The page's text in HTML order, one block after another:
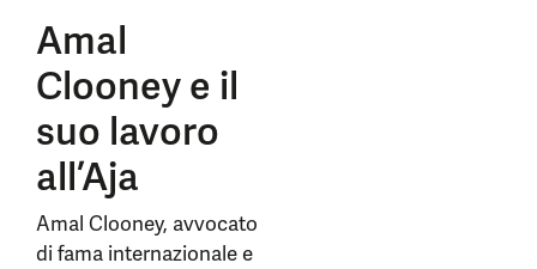
Amal
Clooney e il
suo lavoro
all’Aja
Amal Clooney, avvocato
di fama internazionale e